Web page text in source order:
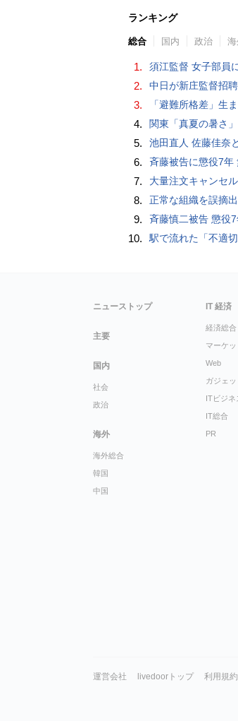
ランキング
総合 国内 政治
1. 須江監督 女子部員
2. 中日が新庄監督招
3. 「避難所格差」生
4. 関東「真夏の暑さ
5. 池田直人 佐藤佳奈
6. 斉藤被告に懲役7年
7. 大量注文キャンセ
8. 正常な組織を誤摘
9. 斉藤慎二被告 懲役7
10. 駅で流れた「不適
ニューストップ
主要
国内
社会
政治
海外
海外総合
韓国
中国
IT 経済
経済総合
マーケッ
Web
ガジェッ
ITビジネ
IT総合
PR
運営会社 livedoorトップ 利用規約